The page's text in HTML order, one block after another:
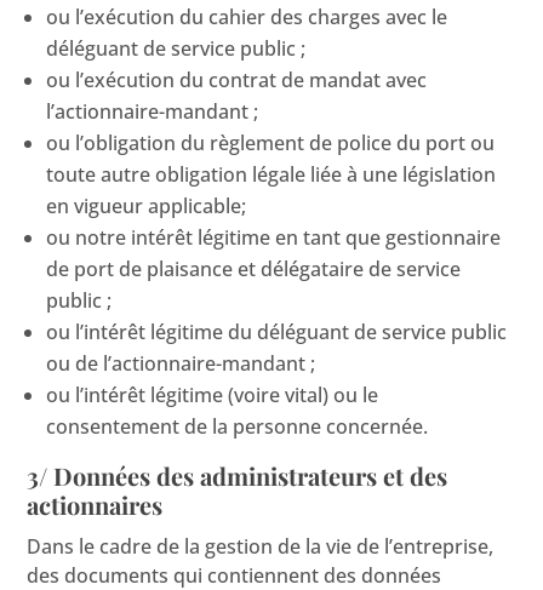
ou l’exécution du cahier des charges avec le
déléguant de service public ;
ou l’exécution du contrat de mandat avec
l’actionnaire-mandant ;
ou l’obligation du règlement de police du port ou
toute autre obligation légale liée à une législation
en vigueur applicable;
ou notre intérêt légitime en tant que gestionnaire
de port de plaisance et délégataire de service
public ;
ou l’intérêt légitime du déléguant de service public
ou de l’actionnaire-mandant ;
ou l’intérêt légitime (voire vital) ou le
consentement de la personne concernée.
3/ Données des administrateurs et des
actionnaires
Dans le cadre de la gestion de la vie de l’entreprise,
des documents qui contiennent des données